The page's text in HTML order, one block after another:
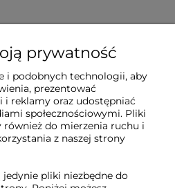
prywatność
i podobnych technologii, aby
prezentować
i reklamy oraz udostępniać
społecznościowymi. Pliki
do mierzenia ruchu i
z naszej strony
jedynie pliki niezbędne do